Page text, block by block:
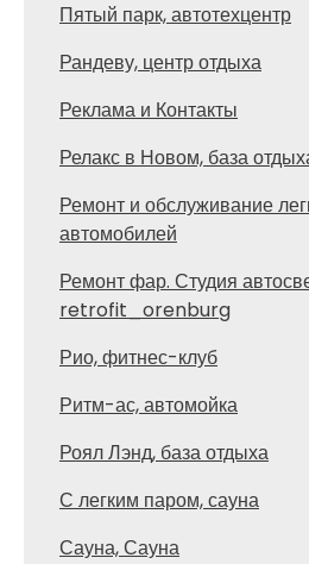
Пятый парк, автотехцентр
Рандеву, центр отдыха
Реклама и Контакты
Релакс в Новом, база
Ремонт и обслуживание
автомобилей
Ремонт фар. Студия
retrofit_orenburg
Рио, фитнес-клуб
Ритм-ас, автомойка
Роял Лэнд, база отдыха
С легким паром, сауна
Сауна, Сауна